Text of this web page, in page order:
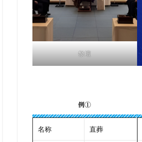
祭壇
例①
名称 直葬